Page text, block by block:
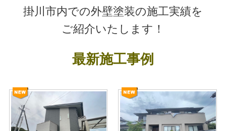
鈴建ブログ W保証について
LINEで気軽に
お問い合わせ
インスタで
最新施工事例
公開中
掛川市内での外壁塗装の施工実績を
ご紹介いたします！
最新施工事例